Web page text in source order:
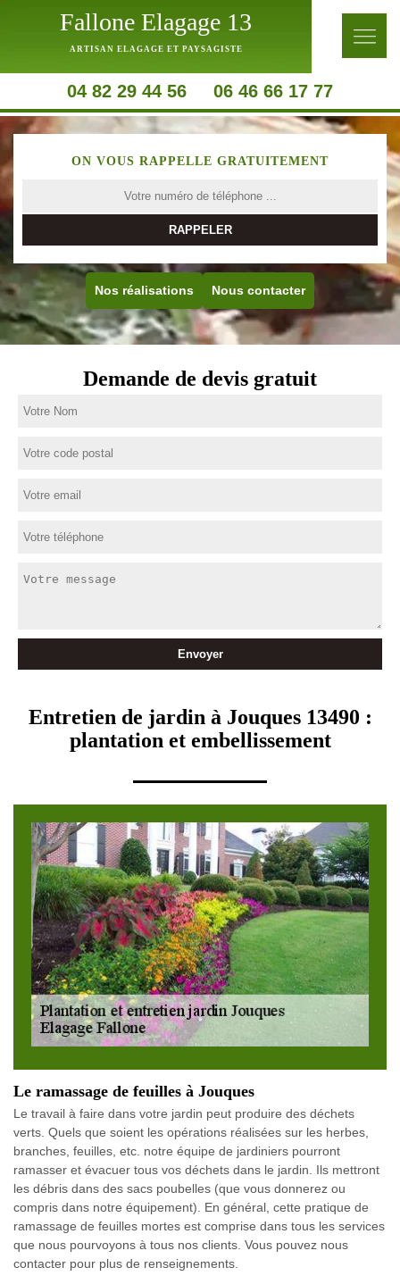
Fallone Elagage 13
ARTISAN ELAGAGE ET PAYSAGISTE
04 82 29 44 56 06 46 66 17 77
ON VOUS RAPPELLE GRATUITEMENT
Nos réalisations Nous contacter
Demande de devis gratuit
Entretien de jardin à Jouques 13490 :
plantation et embellissement
Le ramassage de feuilles à Jouques
Le travail à faire dans votre jardin peut produire des déchets
verts. Quels que soient les opérations réalisées sur les herbes,
branches, feuilles, etc. notre équipe de jardiniers pourront
ramasser et évacuer tous vos déchets dans le jardin. Ils mettront
les débris dans des sacs poubelles (que vous donnerez ou
compris dans notre équipement). En général, cette pratique de
ramassage de feuilles mortes est comprise dans tous les services
que nous pourvoyons à tous nos clients. Vous pouvez nous
contacter pour plus de renseignements.